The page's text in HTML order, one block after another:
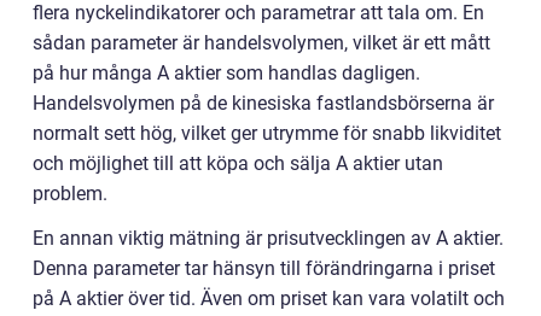
flera nyckelindikatorer och parametrar att tala om. En
sådan parameter är handelsvolymen, vilket är ett mått
på hur många A aktier som handlas dagligen.
Handelsvolymen på de kinesiska fastlandsbörserna är
normalt sett hög, vilket ger utrymme för snabb likviditet
och möjlighet till att köpa och sälja A aktier utan
problem.
En annan viktig mätning är prisutvecklingen av A aktier.
Denna parameter tar hänsyn till förändringarna i priset
på A aktier över tid. Även om priset kan vara volatilt och